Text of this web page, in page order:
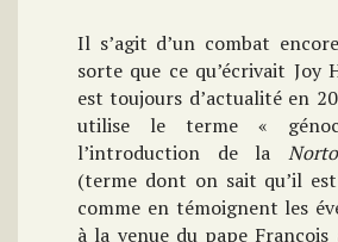
Il s’agit d’un combat
sorte que ce qu’écrivait Joy
est toujours d’actualité en
utilise le terme «
l’introduction de la
(terme dont on sait qu’il
comme en témoignent les
à la venue du pape François